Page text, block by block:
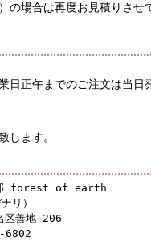
の場合は再度お見積りさせ
日正午までのご注文は当日
します。
部 forest of earth
リ）
区善地 206
6802